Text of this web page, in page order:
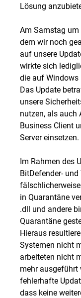
Lösung
Am Samstag um
dem wir noch
auf unsere
wirkte sich
die auf Windows
Das Update
unsere
nutzen, als auch
Business Client
Servereinsetzen.
Im Rahmen des
BitDefender-
in Quarantäne
.dll und andere
Quarantäne
Hieraus
Systemen nicht
arbeiteten nicht
mehr ausgeführt
fehlerhafte
dass keine